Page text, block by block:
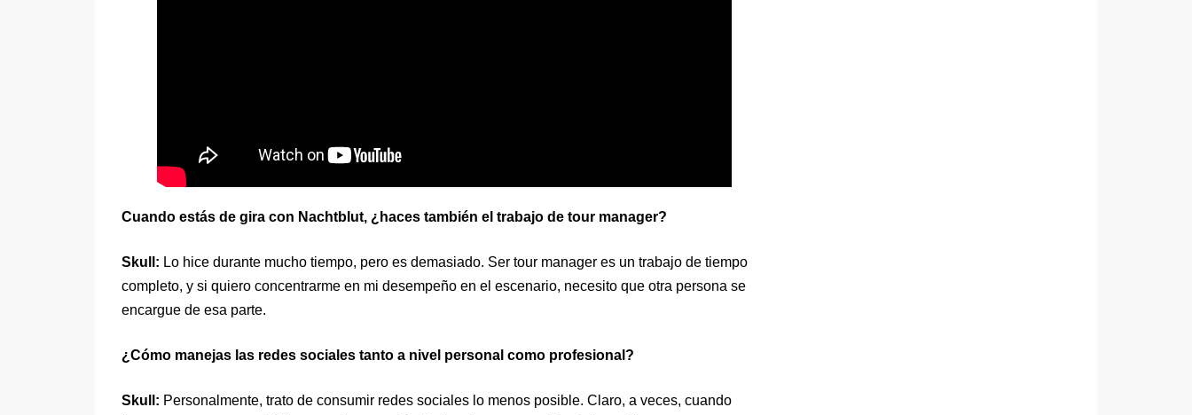
Cuando estás de gira con Nachtblut, ¿haces también el trabajo de tour manager?
Skull: Lo hice durante mucho tiempo, pero es demasiado. Ser tour manager es un trabajo de tiempo
completo, y si quiero concentrarme en mi desempeño en el escenario, necesito que otra persona se
encargue de esa parte.
¿Cómo manejas las redes sociales tanto a nivel personal como profesional?
Skull: Personalmente, trato de consumir redes sociales lo menos posible. Claro, a veces, cuando